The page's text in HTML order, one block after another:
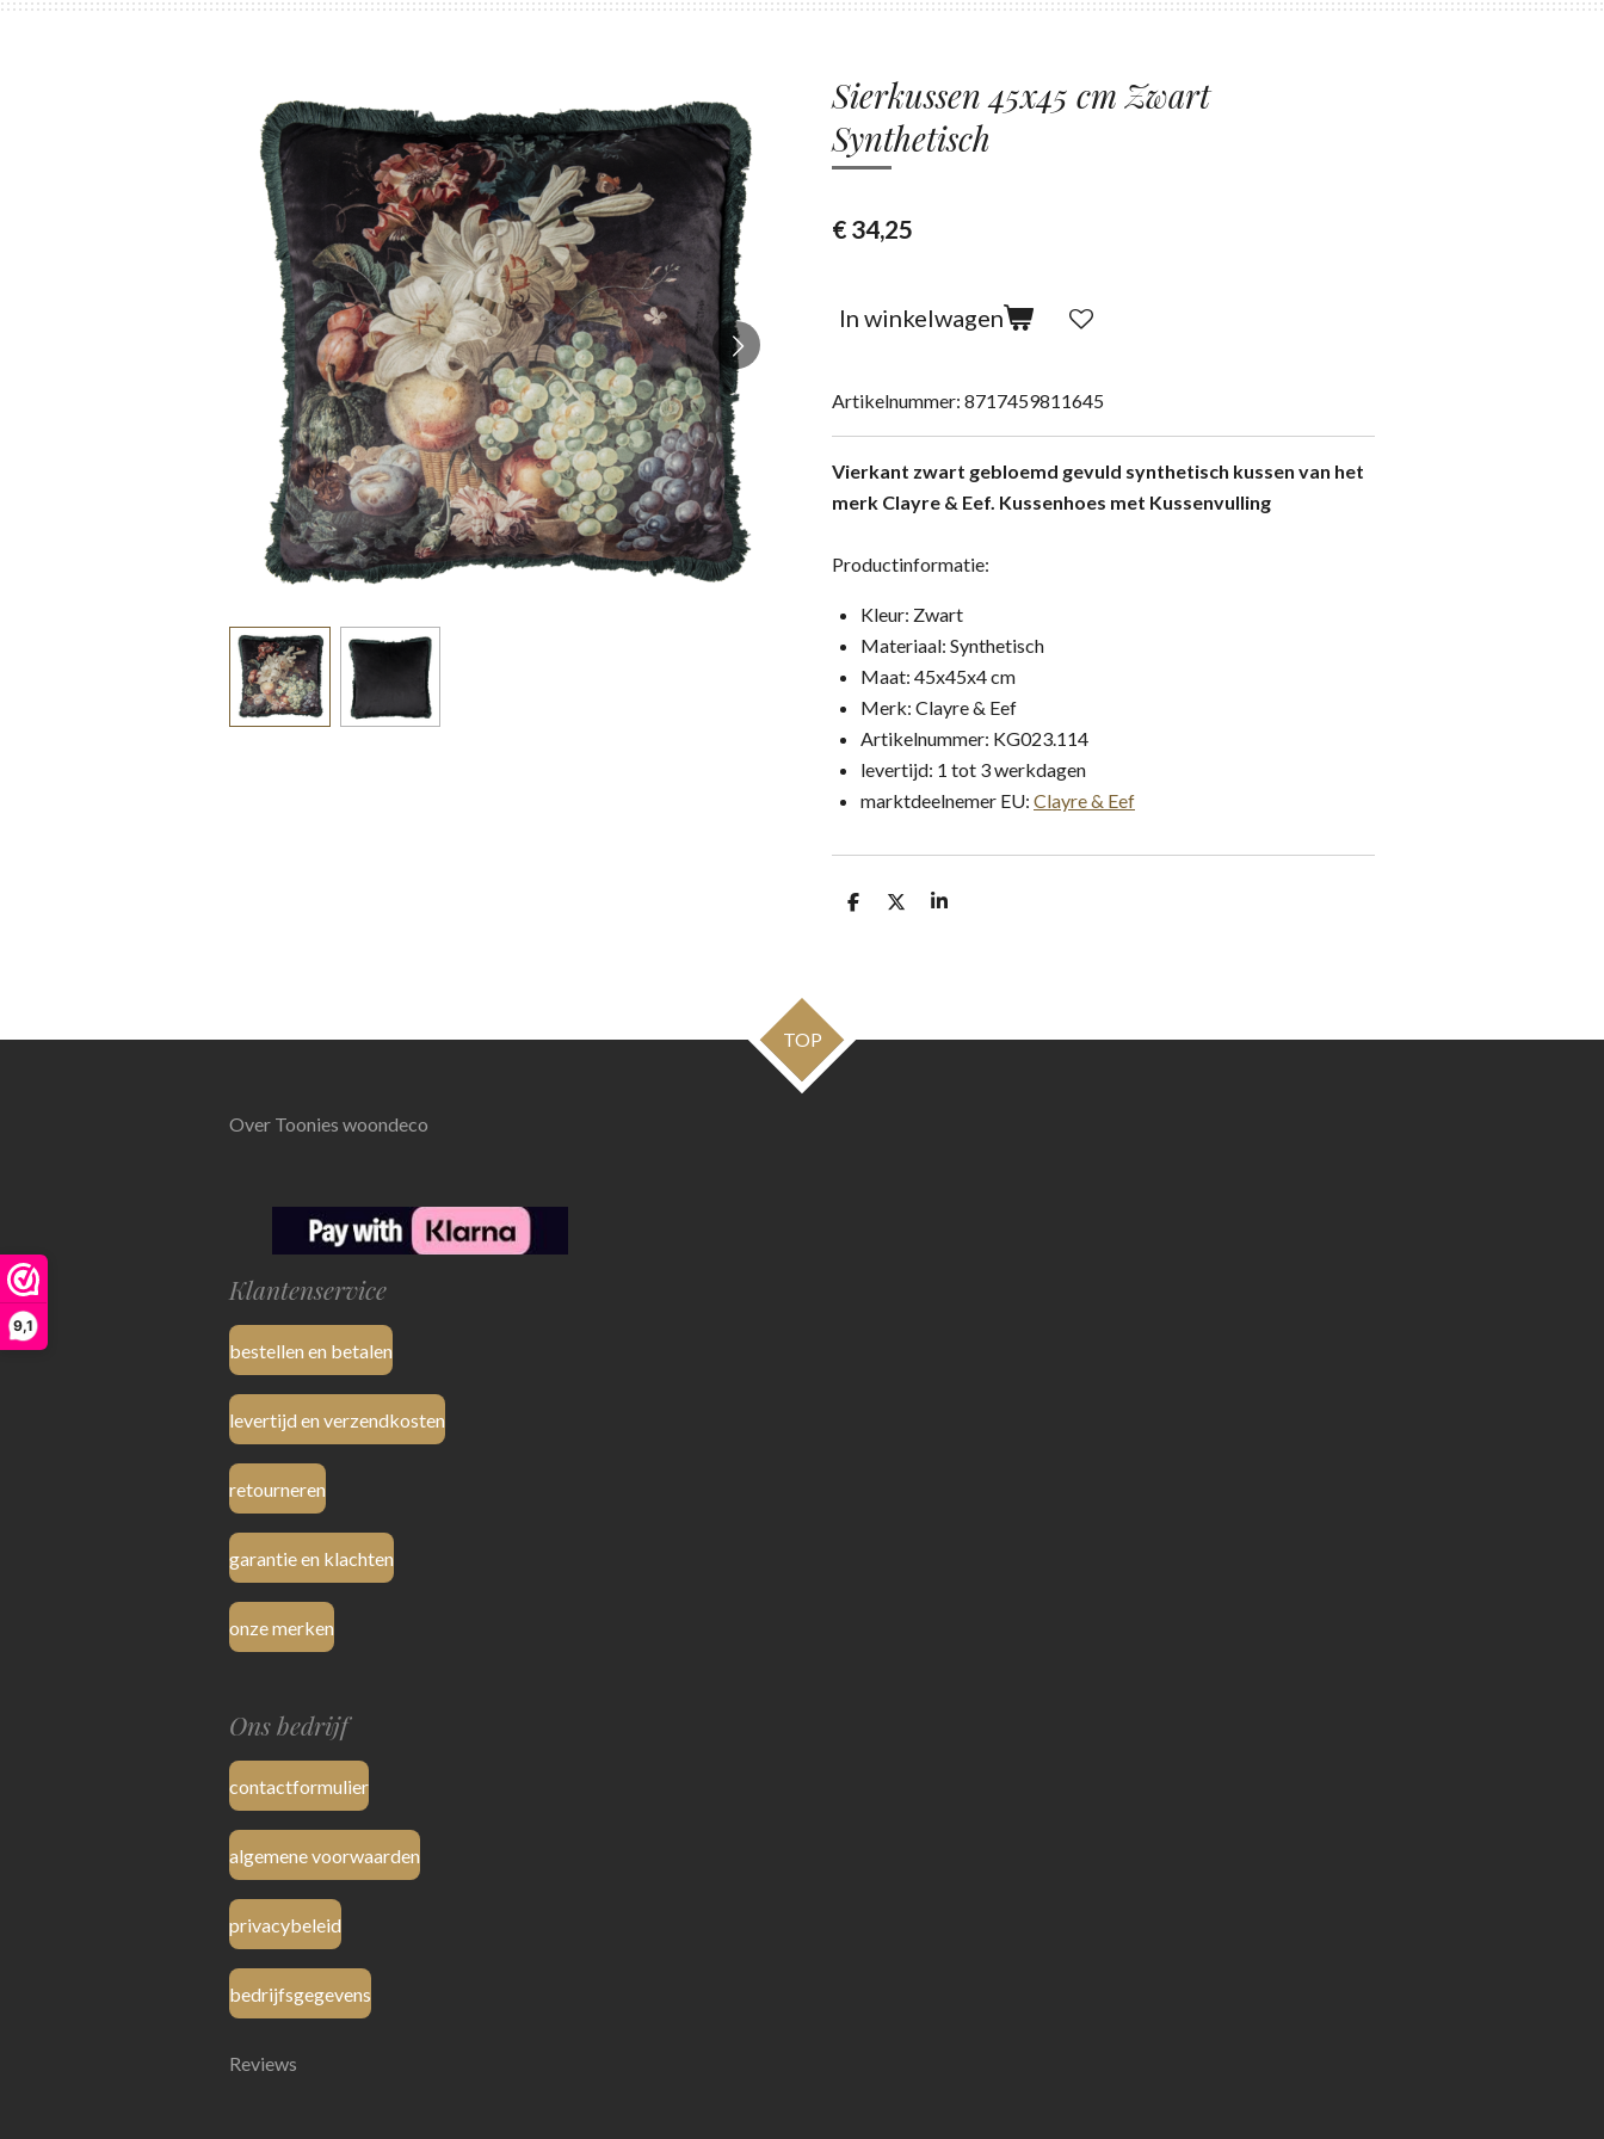
9,1
Sierkussen 45x45 cm Zwart
Synthetisch
€ 34,25
In winkelwagen
Artikelnummer: 8717459811645
Vierkant zwart gebloemd gevuld synthetisch kussen van het
merk Clayre & Eef. Kussenhoes met Kussenvulling
Productinformatie:
Kleur: Zwart
Materiaal: Synthetisch
Maat: 45x45x4 cm
Merk: Clayre & Eef
Artikelnummer: KG023.114
levertijd: 1 tot 3 werkdagen
marktdeelnemer EU: Clayre & Eef
D
D
S
TOP
Over Toonies woondeco
Klantenservice
bestellen en betalen
levertijd en verzendkosten
retourneren
garantie en klachten
onze merken
Ons bedrijf
contactformulier
algemene voorwaarden
privacybeleid
bedrijfsgegevens
Reviews